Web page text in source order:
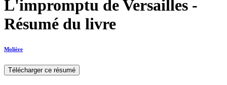
L'impromptu de Versailles -
Résumé du livre
Molière
Télécharger ce résumé